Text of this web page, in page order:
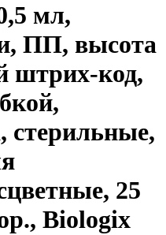
мл,
ПП, высота
штрих-код,
стерильные,
25
Biologix